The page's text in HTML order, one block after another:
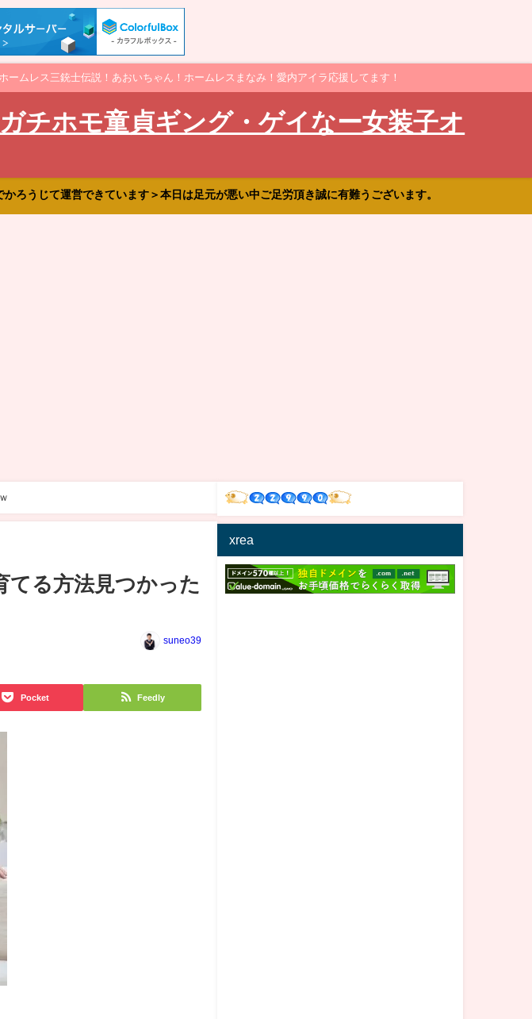
ムレス三銃士伝説！あおいちゃん！ホームレスまなみ！愛内アイラ応援してます！
チホモ童貞ギング・ゲイなー女装子オ
ろうじて運営できています＞本日は足元が悪い中ご足労頂き誠に有難うございます。
てる方法見つかった
suneo39
Pocket Feedly
xrea